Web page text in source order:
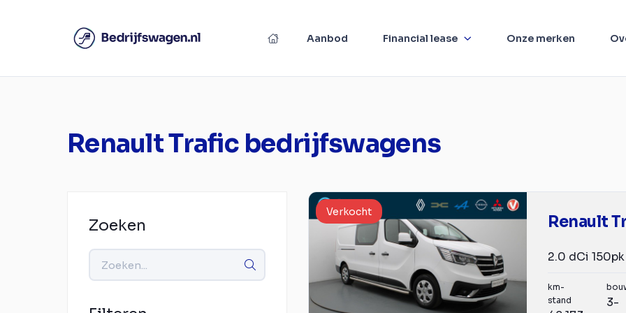
Aanbod Financial lease Onze merken
Renault Trafic bedrijfswagens
Zoeken
Verkocht
Renault
km-
stand
3-